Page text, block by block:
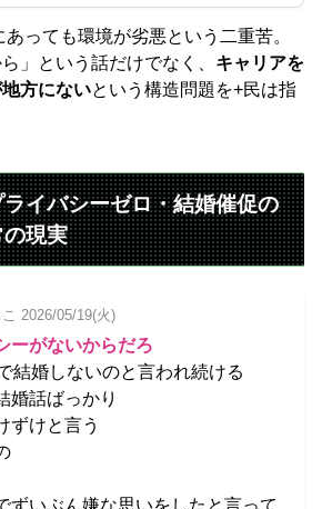
っても環境が劣悪という二重苦。
」という話だけでなく、 キャリアを
方にないという構造問題を+民は指
イバシーゼロ・結婚催促の
現実
2026/05/19(火)
ーがないからだろ
結婚しないのと言われ続ける
婚話ばっかり
ずけと言う
ずいぶん嫌な思いをしたと言って